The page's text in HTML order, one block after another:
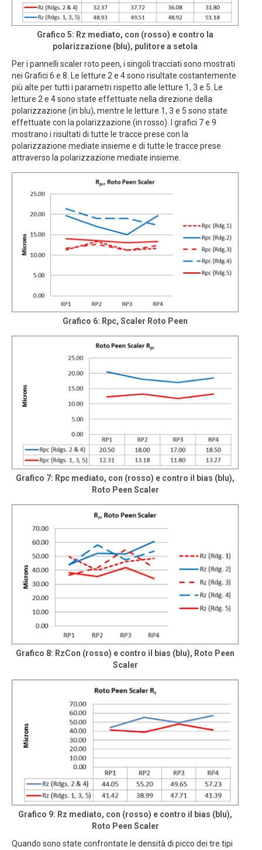
Grafico 5: Rz mediato, con (rosso) e contro la
polarizzazione (blu), pulitore a setola
Per i pannelli scaler roto peen, i singoli tracciati sono mostrati
nei Grafici 6 e 8. Le letture 2 e 4 sono risultate costantemente
più alte per tutti i parametri rispetto alle letture 1, 3 e 5. Le
letture 2 e 4 sono state effettuate nella direzione della
polarizzazione (in blu), mentre le letture 1, 3 e 5 sono state
effettuate con la polarizzazione (in rosso). I grafici 7 e 9
mostrano i risultati di tutte le tracce prese con la
polarizzazione mediate insieme e di tutte le tracce prese
attraverso la polarizzazione mediate insieme.
Grafico 6: Rpc, Scaler Roto Peen
Grafico 7: Rpc mediato, con (rosso) e contro il bias (blu),
Roto Peen Scaler
Grafico 8: RzCon (rosso) e contro il bias (blu), Roto Peen
Scaler
Grafico 9: Rz mediato, con (rosso) e contro il bias (blu),
Roto Peen Scaler
Quando sono state confrontate le densità di picco dei tre tipi